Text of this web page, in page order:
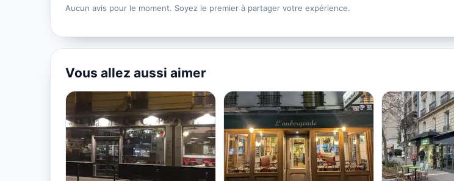
Aucun avis pour le moment. Soyez le premier à partager votre expérience.
Vous allez aussi aimer